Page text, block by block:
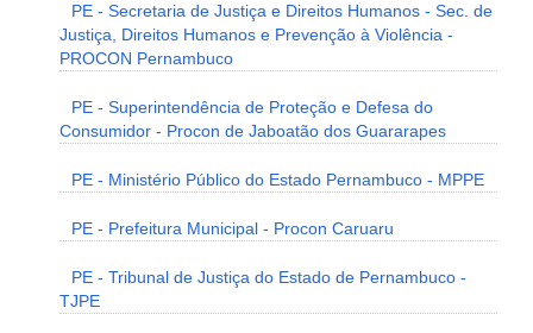
PE - Secretaria de Justiça e Direitos Humanos - Sec. de
Justiça, Direitos Humanos e Prevenção à Violência -
PROCON Pernambuco
PE - Superintendência de Proteção e Defesa do
Consumidor - Procon de Jaboatão dos Guararapes
PE - Ministério Público do Estado Pernambuco - MPPE
PE - Prefeitura Municipal - Procon Caruaru
PE - Tribunal de Justiça do Estado de Pernambuco -
TJPE